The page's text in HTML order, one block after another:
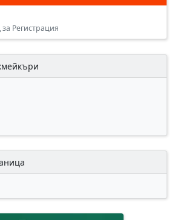
Регистрация